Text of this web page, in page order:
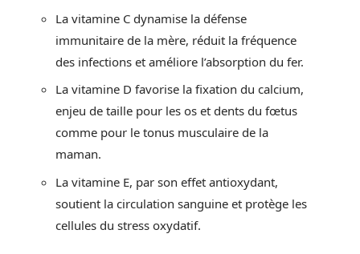
La vitamine C dynamise la défense
immunitaire de la mère, réduit la fréquence
des infections et améliore l’absorption du fer.
La vitamine D favorise la fixation du calcium,
enjeu de taille pour les os et dents du fœtus
comme pour le tonus musculaire de la
maman.
La vitamine E, par son effet antioxydant,
soutient la circulation sanguine et protège les
cellules du stress oxydatif.